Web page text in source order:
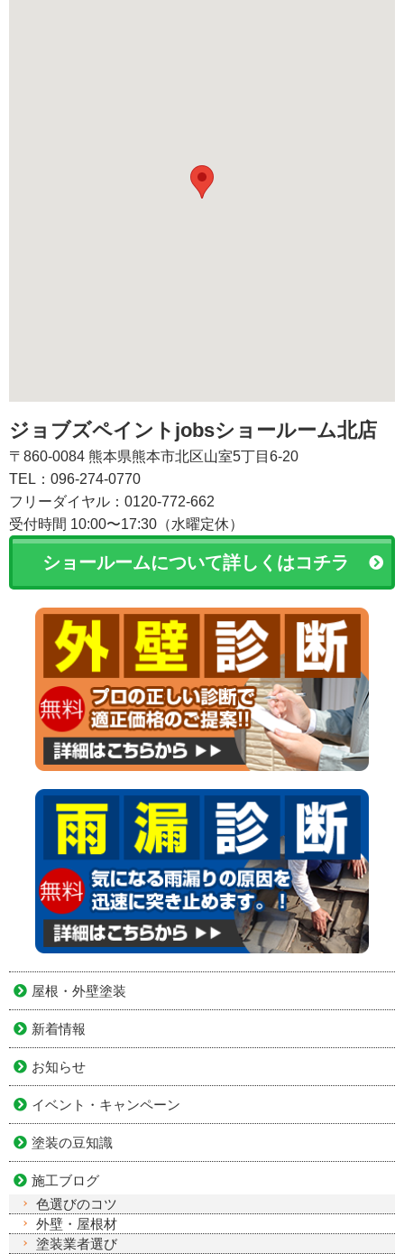
ジョブズペイントjobsショールーム北店
〒860-0084 熊本県熊本市北区山室5丁目6-20
TEL：096-274-0770
フリーダイヤル：0120-772-662
受付時間 10:00〜17:30（水曜定休）
ショールームについて詳しくはコチラ
屋根・外壁塗装
新着情報
お知らせ
イベント・キャンペーン
塗装の豆知識
施工ブログ
色選びのコツ
外壁・屋根材
塗装業者選び